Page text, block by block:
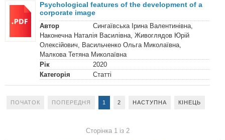
Psychological features of the development of a
corporate image
Автор
Сингаївська Ірина Валентинівна,
Наконечна Наталія Василівна, Живоглядов Юрій
Олексійович, Васильченко Ольга Миколаївна,
Малкова Тетяна Миколаївна
Рік
2020
Категорія
Статті
ПОЧАТОК ПОПЕРЕДНЯ 1 2 НАСТУПНА КІНЕЦЬ
Сторінка 1 із 2